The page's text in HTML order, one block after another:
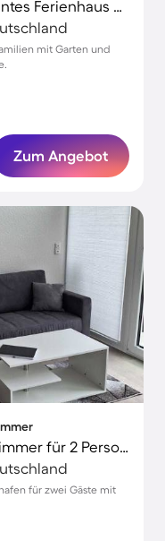
Familienfreundliches charmantes Ferienhaus mit Garten | Naturblick
mit Garten und
Zum Angebot
Ferienwohnung mit 1 Schlafzimmer für 2 Personen
für zwei Gäste mit